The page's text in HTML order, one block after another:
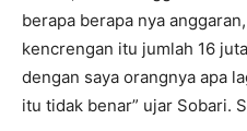
berapa berapa nya
kencrengan itu jumlah 16
dengan saya orangnya apa
itu tidak benar” ujar Sobari.